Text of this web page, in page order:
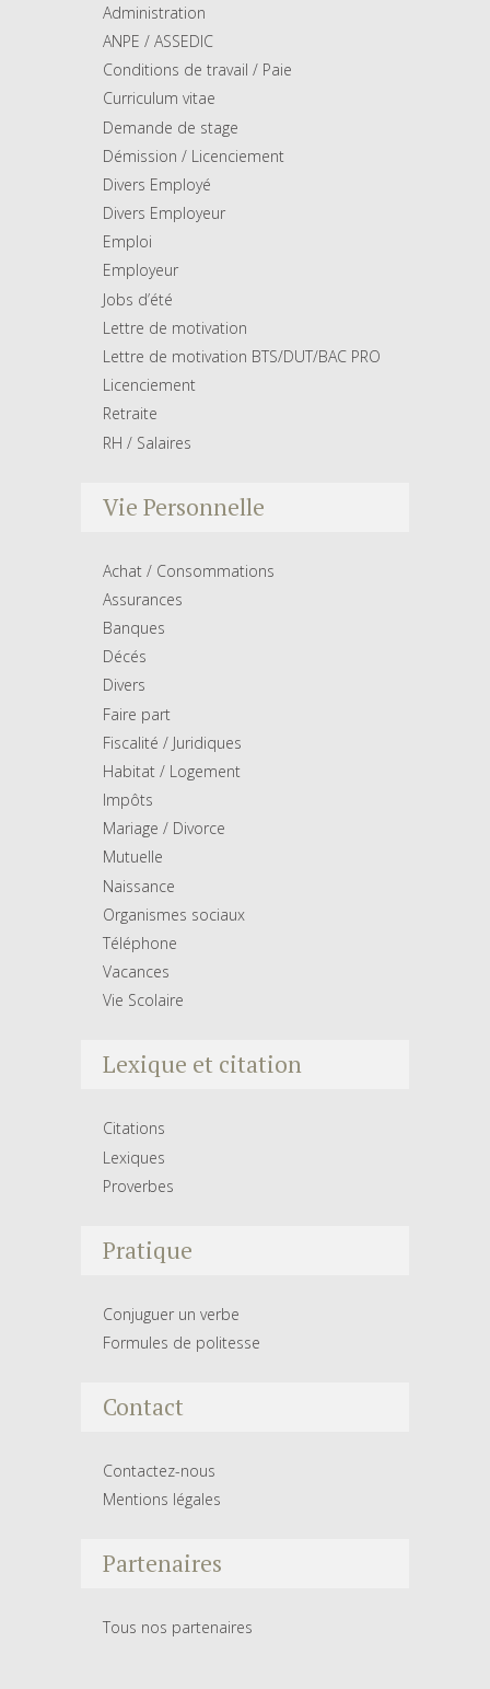
Administration
ANPE / ASSEDIC
Conditions de travail / Paie
Curriculum vitae
Demande de stage
Démission / Licenciement
Divers Employé
Divers Employeur
Emploi
Employeur
Jobs d’été
Lettre de motivation
Lettre de motivation BTS/DUT/BAC PRO
Licenciement
Retraite
RH / Salaires
Vie Personnelle
Achat / Consommations
Assurances
Banques
Décés
Divers
Faire part
Fiscalité / Juridiques
Habitat / Logement
Impôts
Mariage / Divorce
Mutuelle
Naissance
Organismes sociaux
Téléphone
Vacances
Vie Scolaire
Lexique et citation
Citations
Lexiques
Proverbes
Pratique
Conjuguer un verbe
Formules de politesse
Contact
Contactez-nous
Mentions légales
Partenaires
Tous nos partenaires